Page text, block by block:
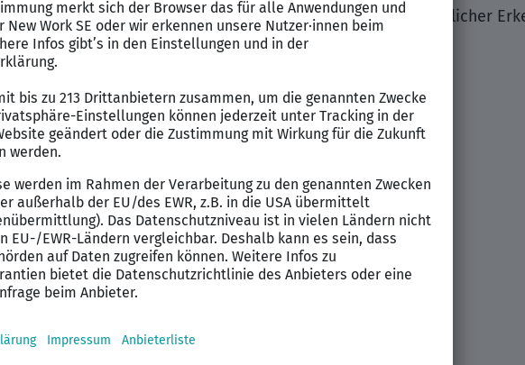
Pflege unter Ber&uuml;cksichtigung pflegewissenschaftlicher
Medizinischen Fachangestellten / MFA (gn*)
Auftreten
weiterzuentwickeln